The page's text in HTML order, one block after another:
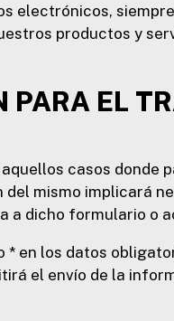
electrónicos,
productos y
EL
casos
del mismo implicará
a dicho formulario o
en los datos
el envío de la